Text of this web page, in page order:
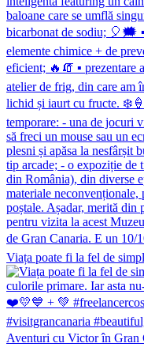
Viața poate fi la fel de
Aventuri cu Victor în